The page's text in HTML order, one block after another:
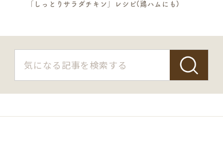
「しっとりサラダチキン」レシピ(鶏ハムにも)